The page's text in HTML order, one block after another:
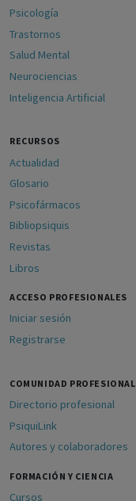
Psicología
Trastornos
Salud Mental
Neurociencias
Inteligencia Artificial
RECURSOS
Actualidad
Glosario
Psicofármacos
Bibliopsiquis
Revistas
Libros
ACCESO PROFESIONALES
Iniciar sesión
Registrarse
COMUNIDAD PROFESIONAL
Directorio profesional
PsiquiLink
Autores y colaboradores
FORMACIÓN Y CIENCIA
Cursos